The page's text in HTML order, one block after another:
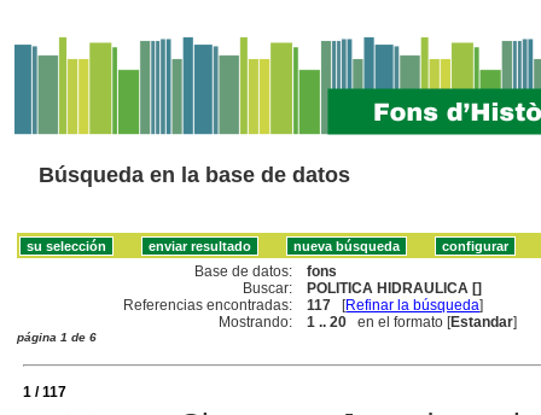
Búsqueda en la base de datos
Base de datos:
fons
Buscar:
POLITICA HIDRAULICA []
Referencias encontradas:
117 [Refinar la búsqueda]
Mostrando:
1 .. 20 en el formato [Estandar]
página 1 de 6
1 / 117